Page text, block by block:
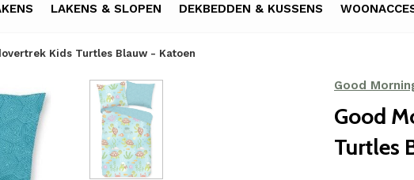
LAKENS & SLOPEN DEKBEDDEN & KUSSENS
Kids Turtles Blauw - Katoen
Good
Good
Turtles